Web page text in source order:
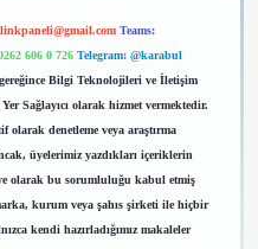
Teams:
606 0 726 Telegram: @karabul
Bilgi Teknolojileri ve İletişim
Sağlayıcı olarak hizmet vermektedir.
denetleme veya araştırma
üyelerimiz yazdıkları içeriklerin
olarak bu sorumluluğu kabul etmiş
kurum veya şahıs şirketi ile hiçbir
kendi hazırladığımız makaleler